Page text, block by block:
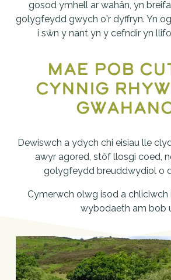
gosod ymhell ar wahân, yn
golygfeydd gwych o'r dyffryn. Yn
i sŵn y nant yn y cefndir yn
Mae pob
cynnig
Dewiswch a ydych chi eisiau lle
awyr agored, stôf llosgi coed,
golygfeydd breuddwydiol o
Cymerwch olwg isod a chliciwch
wybodaeth am bob